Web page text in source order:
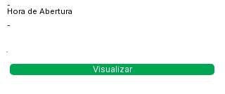
-
Hora de Abertura
-
Visualizar